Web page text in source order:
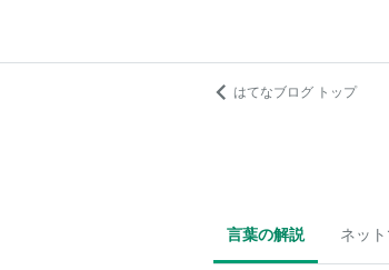
はてなブログ トップ
言葉の解説 ネッ